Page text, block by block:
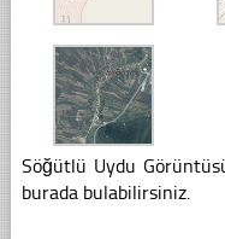
Söğütlü Uydu
burada bulabilirsiniz.